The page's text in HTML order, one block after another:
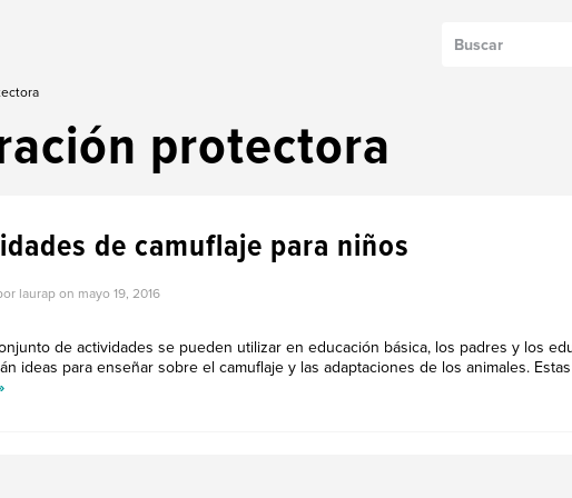
protectora
de camuflaje para niños
laurap on mayo 19, 2016
de actividades se pueden utilizar en educación básica, los padres y los
ideas para enseñar sobre el camuflaje y las adaptaciones de los animales. Estas